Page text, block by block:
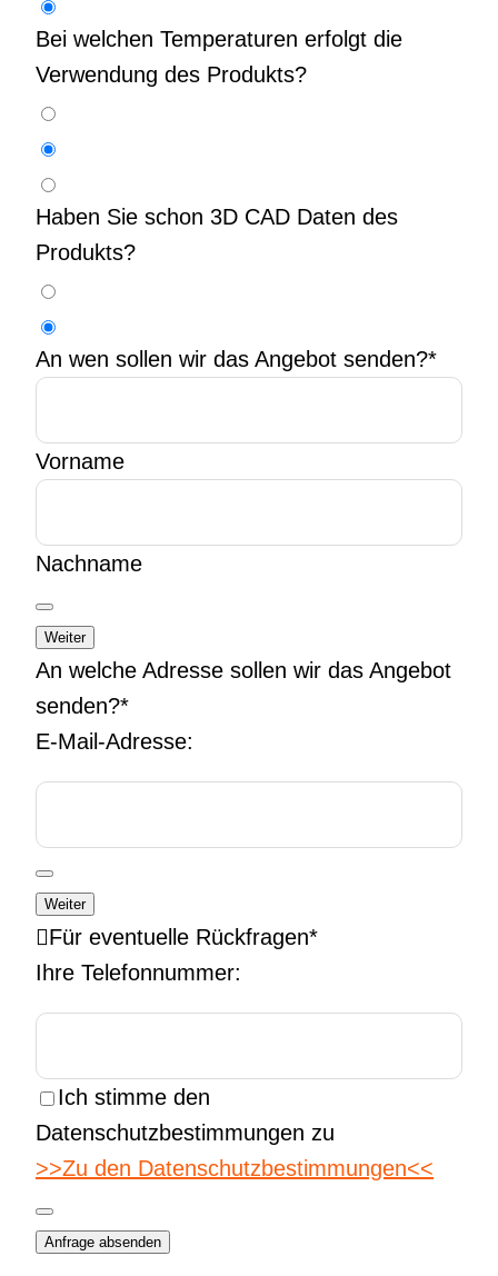
Bei welchen Temperaturen erfolgt die
Verwendung des Produkts?
Haben Sie schon 3D CAD Daten des
Produkts?
An wen sollen wir das Angebot senden?*
Vorname
Nachname
Weiter
An welche Adresse sollen wir das Angebot
senden?*
E-Mail-Adresse:
Weiter
Für eventuelle Rückfragen*
Ihre Telefonnummer:
Ich stimme den
Datenschutzbestimmungen zu
>>Zu den Datenschutzbestimmungen<<
Anfrage absenden